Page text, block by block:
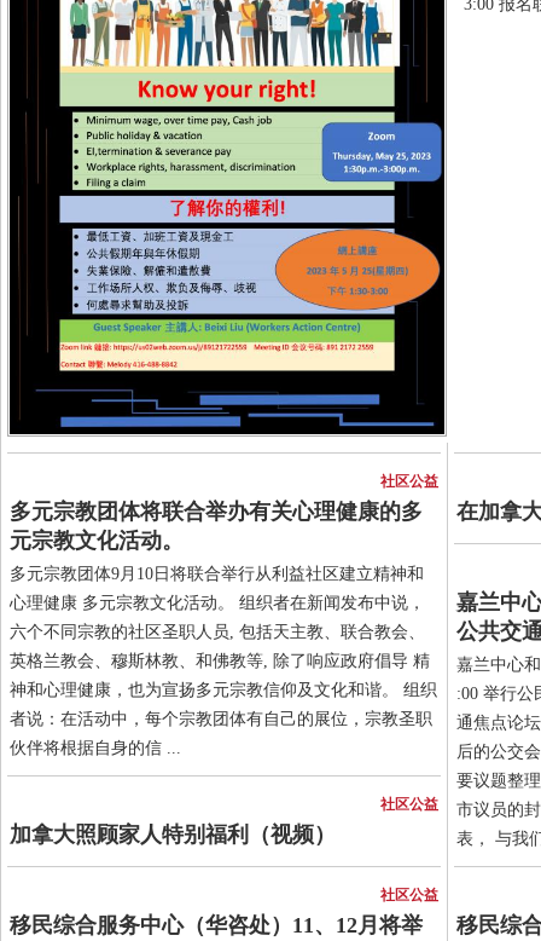
3:00 报名
社区公益
多元宗教团体将联合举办有关心理健康的多
元宗教文化活动。
多元宗教团体9月10日将联合举行从利益社区建立精神和
心理健康 多元宗教文化活动。 组织者在新闻发布中说，
六个不同宗教的社区圣职人员, 包括天主教、联合教会、
英格兰教会、穆斯林教、和佛教等, 除了响应政府倡导 精
神和心理健康，也为宣扬多元宗教信仰及文化和谐。 组织
者说：在活动中，每个宗教团体有自己的展位，宗教圣职
伙伴将根据自身的信 ...
社区公益
加拿大照顾家人特别福利（视频）
社区公益
移民综合服务中心（华咨处）11、12月将举
在加拿
嘉兰中
公共交
嘉兰中心
:00 举行
通焦点论
后的公交
要议题整
市议员的
表， 与我
移民综